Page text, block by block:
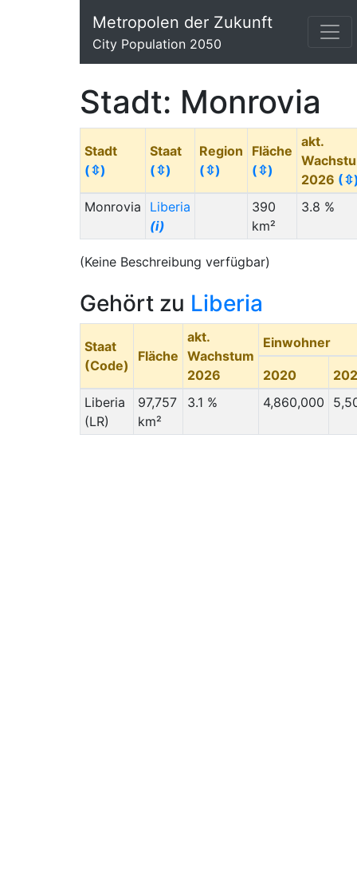
Metropolen der Zukunft
City Population 2050
Stadt: Monrovia
Stadt
(⇳)
Staat
(⇳)
Region
(⇳)
Fläche
(⇳)
akt.
2026
Monrovia
Liberia
(i)
390
km²
3.8 %
(Keine Beschreibung verfügbar)
Gehört zu Liberia
Staat
(Code)
Fläche
akt.
Wachstum
2026
Einwohner
2020
Liberia
(LR)
97,757
km²
3.1 % 4,860,000